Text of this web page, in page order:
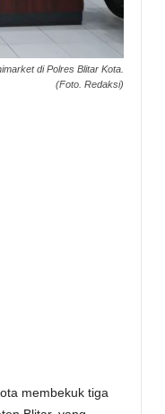
di Polres Blitar Kota.
(Foto. Redaksi)
membekuk tiga